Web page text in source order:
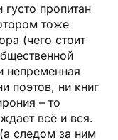
пропитан
тоже
(чего стоит
непременная
поэтов, ни книг
– то
всё и вся.
следом за ним